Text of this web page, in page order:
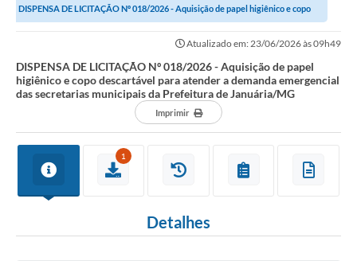
Transparência Pública
Carta de Serviços
Turismo
Agenda
DISPENSA DE LICITAÇÃO Nº 018/2026 - Aquisição de papel higiênico e copo
Atualizado em: 23/06/2026 às 09h49
DISPENSA DE LICITAÇÃO Nº 018/2026 - Aquisição de papel
higiênico e copo descartável para atender a demanda emergencial
das secretarias municipais da Prefeitura de Januária/MG
Imprimir
1
Detalhes